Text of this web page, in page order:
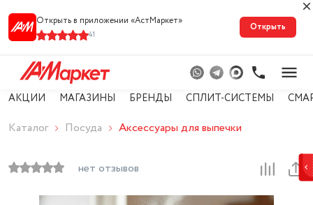
Открыть в приложении «АстМарке‪т‬»
41
Открыть
АКЦИИ МАГАЗИНЫ БРЕНДЫ СПЛИТ-СИСТЕМЫ
Каталог Посуда Аксессуары для выпечки
нет отзывов